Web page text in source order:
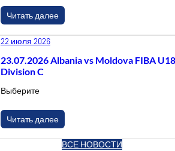
Читать далее
22 июля 2026
23.07.2026 Albania vs Moldova FIBA
Division C
Выберите
Читать далее
ВСЕ НОВОСТИ